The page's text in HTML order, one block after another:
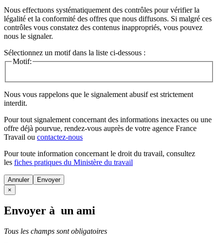
Nous effectuons systématiquement des contrôles pour vérifier la
légalité et la conformité des offres que nous diffusons. Si malgré ces
contrôles vous constatez des contenus inappropriés, vous pouvez
nous le signaler.
Sélectionnez un motif dans la liste ci-dessous :
Motif:
Nous vous rappelons que le signalement abusif est strictement
interdit.
Pour tout signalement concernant des informations inexactes ou une
offre déjà pourvue, rendez-vous auprès de votre agence France
Travail ou contactez-nous
Pour toute information concernant le droit du travail, consultez
les fiches pratiques du Ministère du travail
Annuler
×
Envoyer à un ami
Tous les champs sont obligatoires